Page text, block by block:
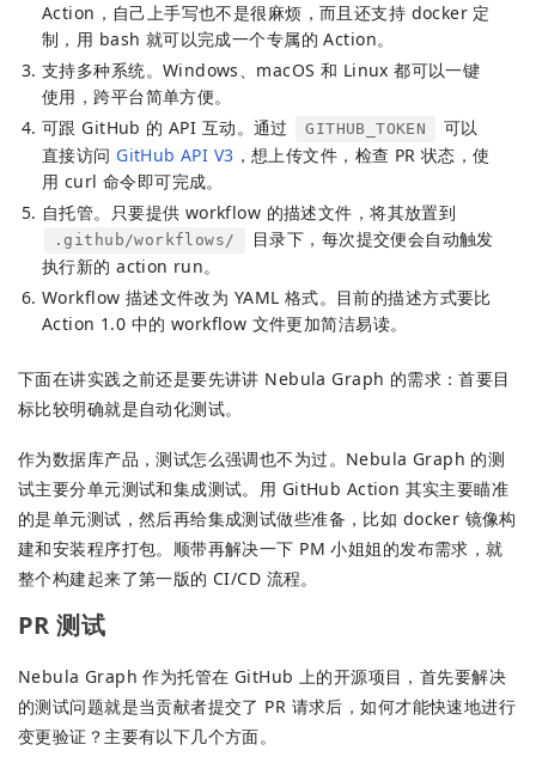
Action，自己上手写也不是很麻烦，而且还支持 docker 定
制，用 bash 就可以完成一个专属的 Action。
支持多种系统。Windows、macOS 和 Linux 都可以一键
使用，跨平台简单方便。
可跟 GitHub 的 API 互动。通过
GITHUB_TOKEN
可以
直接访问 GitHub API V3 ，想上传文件，检查 PR 状态，使
用 curl 命令即可完成。
自托管。只要提供 workflow 的描述文件，将其放置到
.github/workflows/
目录下，每次提交便会自动触发
执行新的 action run。
Workflow 描述文件改为 YAML 格式。目前的描述方式要比
Action 1.0 中的 workflow 文件更加简洁易读。
下面在讲实践之前还是要先讲讲 Nebula Graph 的需求：首要目
标比较明确就是自动化测试。
作为数据库产品，测试怎么强调也不为过。Nebula Graph 的测
试主要分单元测试和集成测试。用 GitHub Action 其实主要瞄准
的是单元测试，然后再给集成测试做些准备，比如 docker 镜像构
建和安装程序打包。顺带再解决一下 PM 小姐姐的发布需求，就
整个构建起来了第一版的 CI/CD 流程。
PR 测试
Nebula Graph 作为托管在 GitHub 上的开源项目，首先要解决
的测试问题就是当贡献者提交了 PR 请求后，如何才能快速地进行
变更验证？主要有以下几个方面。